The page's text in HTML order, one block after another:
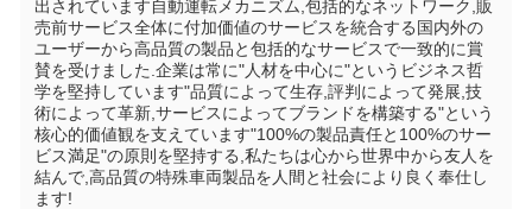
出されています自動運転メカニズム,包括的なネットワーク,販
売前サービス全体に付加価値のサービスを統合する国内外の
ユーザーから高品質の製品と包括的なサービスで一致的に賞
賛を受けました.企業は常に"人材を中心に"というビジネス哲
学を堅持しています"品質によって生存,評判によって発展,技
術によって革新,サービスによってブランドを構築する"という
核心的価値観を支えています"100%の製品責任と100%のサー
ビス満足"の原則を堅持する,私たちは心から世界中から友人を
結んで,高品質の特殊車両製品を人間と社会により良く奉仕し
ます!